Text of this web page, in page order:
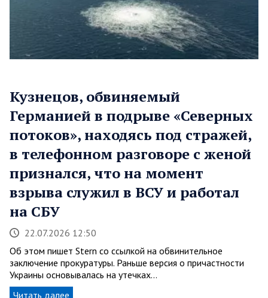
Кузнецов, обвиняемый
Германией в подрыве «Северных
потоков», находясь под стражей,
в телефонном разговоре с женой
признался, что на момент
взрыва служил в ВСУ и работал
на СБУ
22.07.2026 12:50
Об этом пишет Stern со ссылкой на обвинительное
заключение прокуратуры. Раньше версия о причастности
Украины основывалась на утечках…
Читать далее